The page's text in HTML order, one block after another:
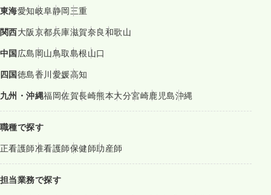
東海愛知岐阜静岡三重
関西大阪京都兵庫滋賀奈良和歌山
中国広島岡山鳥取島根山口
四国徳島香川愛媛高知
九州・沖縄福岡佐賀長崎熊本大分宮崎鹿児島沖縄
職種で探す
正看護師准看護師保健師助産師
担当業務で探す